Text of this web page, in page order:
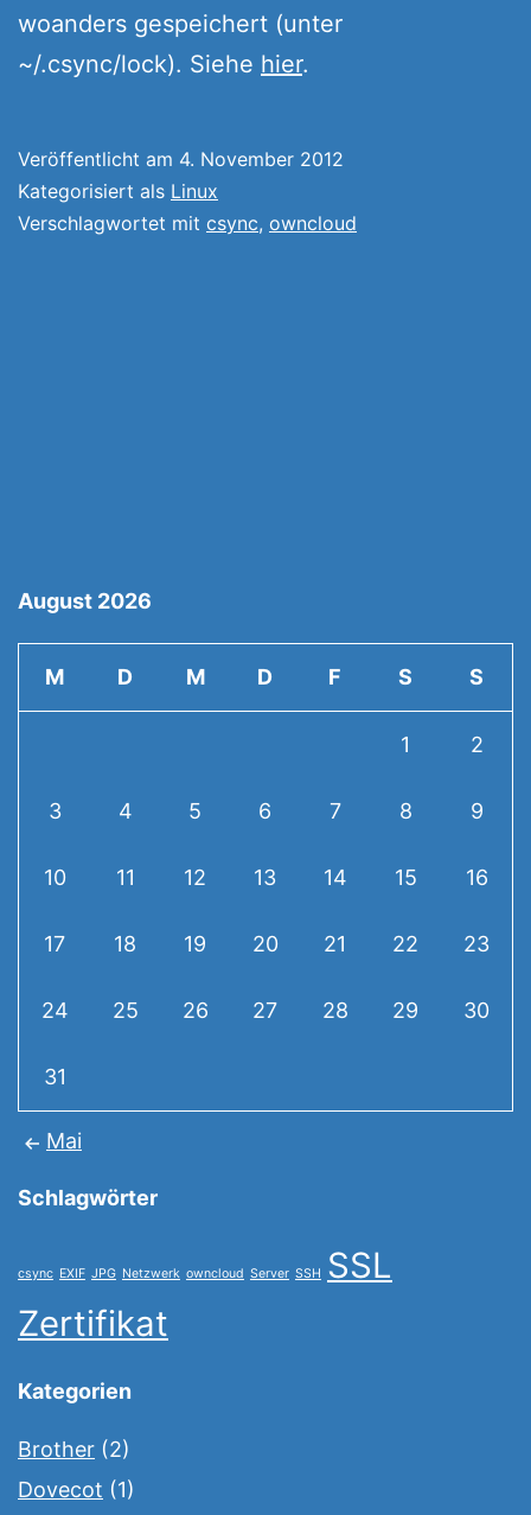
woanders gespeichert (unter
~/.csync/lock). Siehe hier.
Veröffentlicht am 4. November 2012
Kategorisiert als Linux
Verschlagwortet mit csync, owncloud
August 2026
M D M D F S S
1 2
3 4 5 6 7 8 9
10 11 12 13 14 15 16
17 18 19 20 21 22 23
24 25 26 27 28 29 30
31
Mai
Schlagwörter
csync EXIF JPG Netzwerk owncloud Server SSH SSL
Zertifikat
Kategorien
Brother (2)
Dovecot (1)